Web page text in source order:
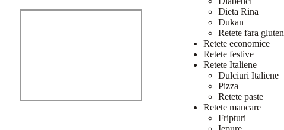
Dieta Rina
Dukan
Retete fara gluten
Retete economice
Retete festive
Retete Italiene
Dulciuri Italiene
Pizza
Retete paste
Retete mancare
Fripturi